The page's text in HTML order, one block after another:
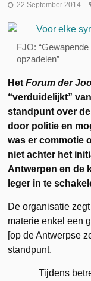
22 September 2014
FJO:
opzadelen”
HetForum der
“verduidelijkt”
standpunt over
door politie en
was er commotie
niet achter het
Antwerpen en de
leger in te
De organisatie
materie enkel een
[op de Antwerpse
standpunt.
Tijdens